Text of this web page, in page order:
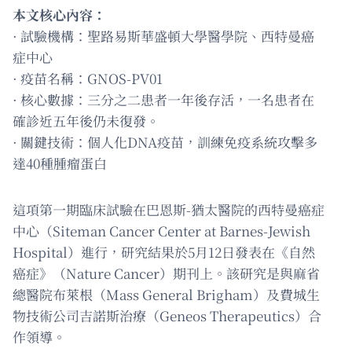
本文核心內容：
· 試驗機構：聖路易斯華盛頓大學醫學院、西特曼癌
症中心
· 疫苗名稱：GNOS-PV01
· 核心數據：三分之二患者一年後存活，一名患者在
確診近五年後仍未復發。
· 關鍵技術：個人化DNA疫苗，訓練免疫系統攻擊多
達40種腫瘤蛋白
這項第一期臨床試驗在巴恩斯-猶太醫院的西特曼癌症
中心（Siteman Cancer Center at Barnes-Jewish
Hospital）進行，研究結果於5月12日發表在《自然
癌症》（Nature Cancer）期刊上。該研究是與麻省
總醫院布萊根（Mass General Brigham）及費城生
物技術公司吉諾斯治療（Geneos Therapeutics）合
作領導。